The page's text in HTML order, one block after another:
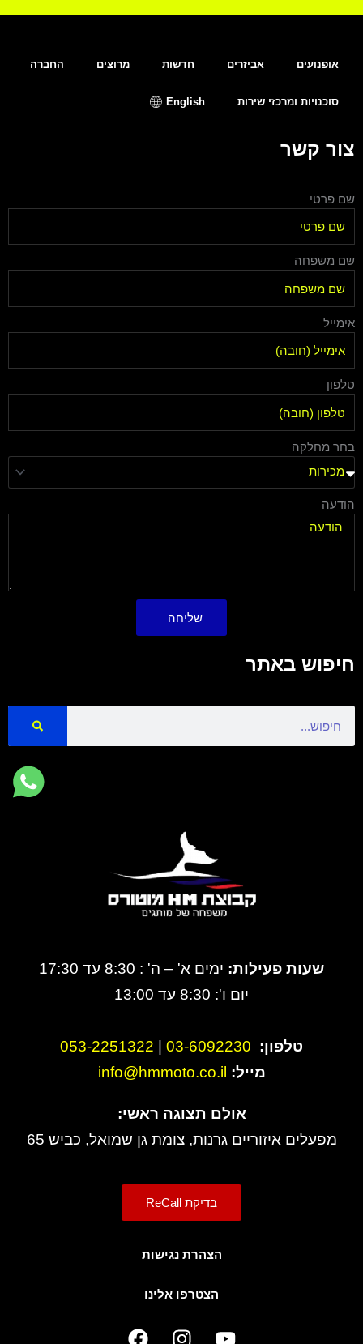
אופנועים אביזרים חדשות מרוצים החברה
סוכנויות ומרכזי שירות English
צור קשר
שם פרטי
שם משפחה
אימייל
טלפון
בחר מחלקה
הודעה
שליחה
חיפוש באתר
שעות פעילות: ימים א' – ה' : 8:30 עד 17:30
יום ו': 8:30 עד 13:00
טלפון: 03-6092230
053-2251322
מייל: info@hmmoto.co.il
אולם תצוגה ראשי:
מפעלים איזוריים גרנות, צומת גן שמואל, כביש 65
בדיקת ReCall
הצהרת נגישות
הצטרפו אלינו
Y
I
F